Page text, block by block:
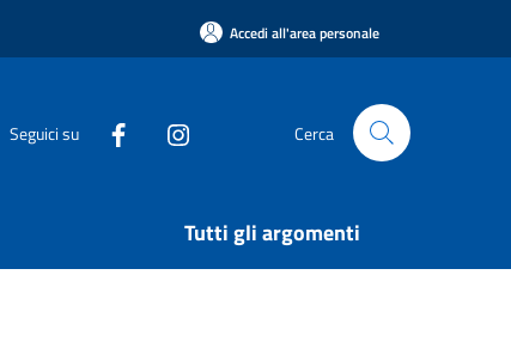
Accedi all'area personale
Seguici su Cerca
Tutti gli argomenti